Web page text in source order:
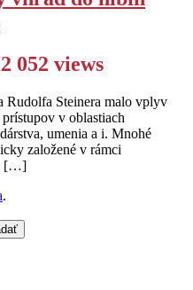
052 views
Rudolfa Steinera malo vplyv
v oblastiach
umenia a i. Mnohé
založené v rámci
[…]
.